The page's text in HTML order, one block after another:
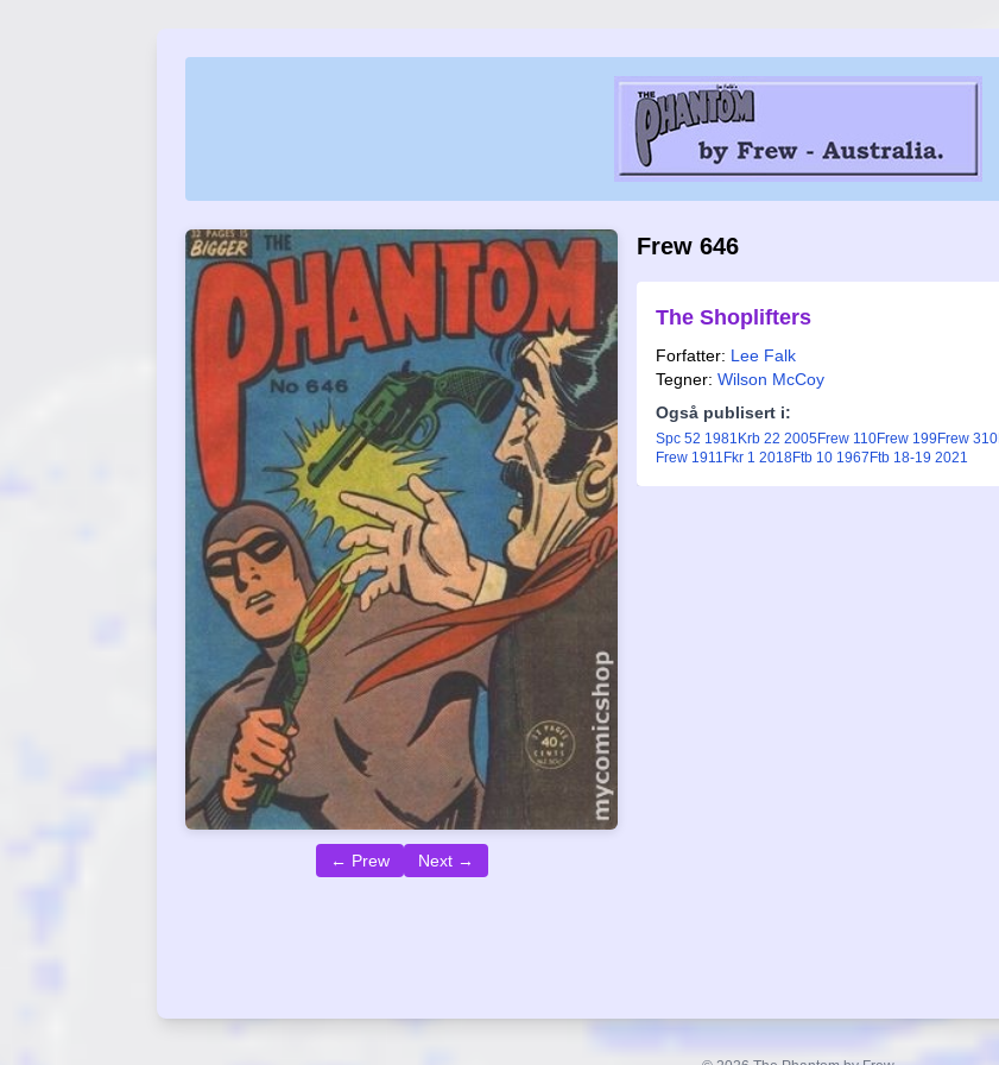
← Prew Next →
Frew 646
The Shoplifters
Forfatter: Lee Falk
Tegner: Wilson McCoy
Også publisert i:
Spc 52 1981 Krb 22 2005Frew 110Frew 199 Frew 310
Frew 1911 Fkr 1 2018Ftb 10 1967 Ftb 18-19 2021